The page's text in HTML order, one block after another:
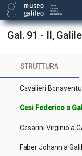
Gal. 91 - II,
STRUTTURA
Cavalieri
Cavalieri
Stelluti Francesco
Cavalieri
Cesi Federico a
Cesarini Virginio a
Faber Johann a